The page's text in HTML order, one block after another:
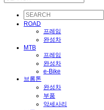
ROAD
프레임
완성차
MTB
프레임
완성차
e-Bike
브롬톤
완성차
부품
악세사리